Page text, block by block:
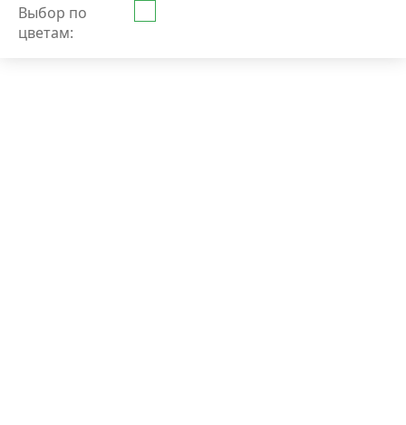
Выбор по
цветам: